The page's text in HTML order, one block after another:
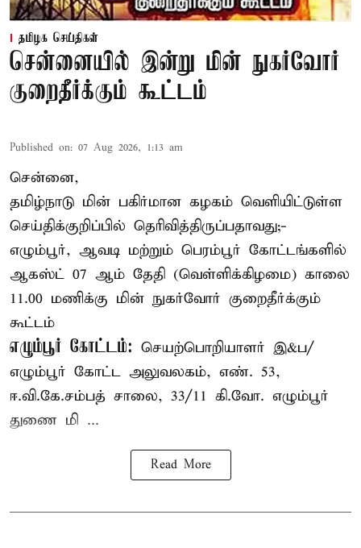
தமிழக செய்திகள்
சென்னையில் இன்று மின் நுகர்வோர்
குறைதீர்க்கும் கூட்டம்
Published on: 07 Aug 2026, 1:13 am
சென்னை,
தமிழ்நாடு மின் பகிர்மான கழகம் வெளியிட்டுள்ள
செய்திக்குறிப்பில் தெரிவித்திருப்பதாவது;-
எழும்பூர், ஆவடி மற்றும் பெரம்பூர் கோட்டங்களில்
ஆகஸ்ட் 07 ஆம் தேதி (வெள்ளிக்கிழமை) காலை
11.00 மணிக்கு மின் நுகர்வோர் குறைதீர்க்கும்
கூட்டம்
எழும்பூர் கோட்டம்: செயற்பொறியாளர் இ&ப/
எழும்பூர் கோட்ட அலுவலகம், எண். 53,
ஈ.வி.கே.சம்பத் சாலை, 33/11 கி.வோ. எழும்பூர்
துணை மி ...
Read More